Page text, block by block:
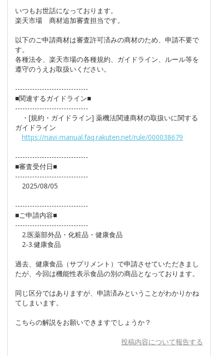
いつもお世話になっております。
楽天市場 商材追加審査担当です。
以下のご申請商材は審査許可済みの商材のため、申請不要で
す。
各種法令、楽天市場の各種規約、ガイドライン、ルール等を
遵守のうえお取扱いください。
------------------------------
■関連するガイドライン■
------------------------------
・[規約・ガイドライン] 薬機法関連商材の取扱いに関する
ガイドライン
https://navi-manual.faq.rakuten.net/rule/000038679
------------------------------
■審査受付日■
------------------------------
2025/08/05
------------------------------
■ご申請内容■
------------------------------
2.医薬部外品・化粧品・健康食品
2-3.健康食品
過去、健康食品（サプリメント）で申請させていただきまし
たが、今回は機能性表示食品の別の商品となっております。
同じ区分ではありますが、申請済みということがわかりかね
てしまいます。
こちらの解説をお願いできますでしょうか？
投稿内容について報告する